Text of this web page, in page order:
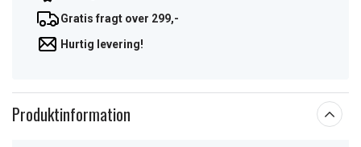
Gratis fragt over 299,-
Hurtig levering!
Produktinformation